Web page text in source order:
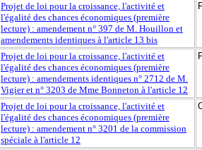
Projet de loi pour la croissance, l'activité et
l'égalité des chances économiques (première
lecture) : amendement n° 397 de M. Houillon et
amendements identiques à l'article 13 bis
Projet de loi pour la croissance, l'activité et
l'égalité des chances économiques (première
lecture) : amendements identiques n° 2712 de M.
Vigier et n° 3203 de Mme Bonneton à l'article 12
Projet de loi pour la croissance, l'activité et
l'égalité des chances économiques (première
lecture) : amendement n° 3201 de la commission
spéciale à l'article 12